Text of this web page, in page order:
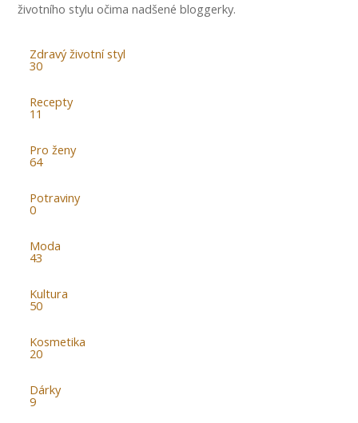
životního stylu očima nadšené bloggerky.
Zdravý životní styl
30
Recepty
11
Pro ženy
64
Potraviny
0
Moda
43
Kultura
50
Kosmetika
20
Dárky
9